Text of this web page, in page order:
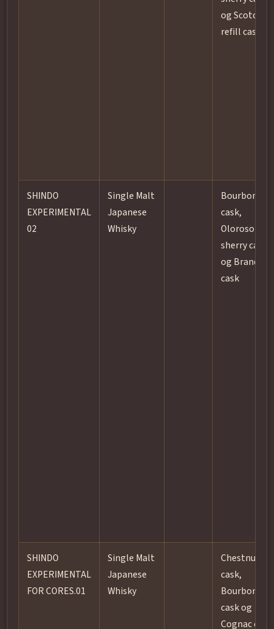
og Scotch
refill cask
SHINDO
EXPERIMENTAL
02
Single Malt
Japanese
Whisky
Bourbon
cask,
Oloroso
sherry cask
og Brandy
cask
SHINDO
EXPERIMENTAL
FOR CORES.01
Single Malt
Japanese
Whisky
Chestnut
cask,
Bourbon
cask og
Cognac cask